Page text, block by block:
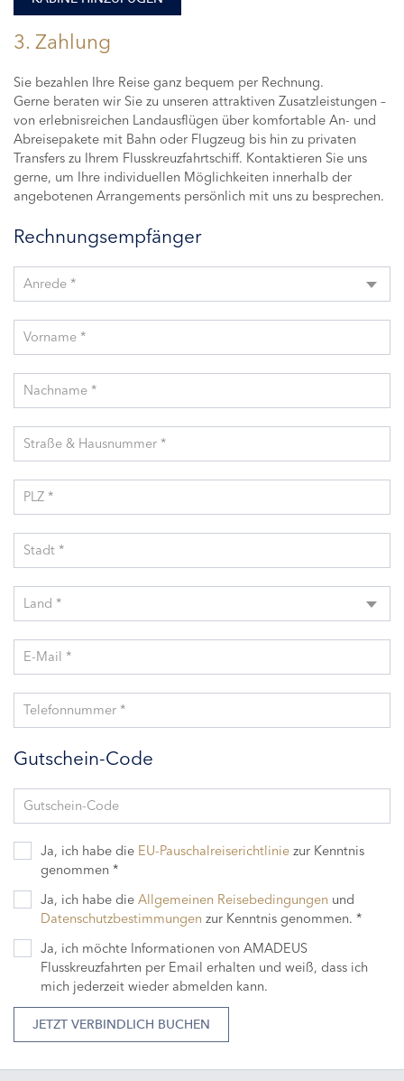
3. Zahlung
Sie bezahlen Ihre Reise ganz bequem per Rechnung.
Gerne beraten wir Sie zu unseren attraktiven Zusatzleistungen –
von erlebnisreichen Landausflügen über komfortable An- und
Abreisepakete mit Bahn oder Flugzeug bis hin zu privaten
Transfers zu Ihrem Flusskreuzfahrtschiff. Kontaktieren Sie uns
gerne, um Ihre individuellen Möglichkeiten innerhalb der
angebotenen Arrangements persönlich mit uns zu besprechen.
Rechnungsempfänger
Anrede *
Vorname *
Nachname *
Straße & Hausnummer *
PLZ *
Stadt *
Land *
E-Mail *
Telefonnummer *
Gutschein-Code
Gutschein-Code
Ja, ich habe die EU-Pauschalreiserichtlinie zur Kenntnis
genommen *
Ja, ich habe die Allgemeinen Reisebedingungen und
Datenschutzbestimmungen zur Kenntnis genommen. *
Ja, ich möchte Informationen von AMADEUS
Flusskreuzfahrten per Email erhalten und weiß, dass ich
mich jederzeit wieder abmelden kann.
JETZT VERBINDLICH BUCHEN